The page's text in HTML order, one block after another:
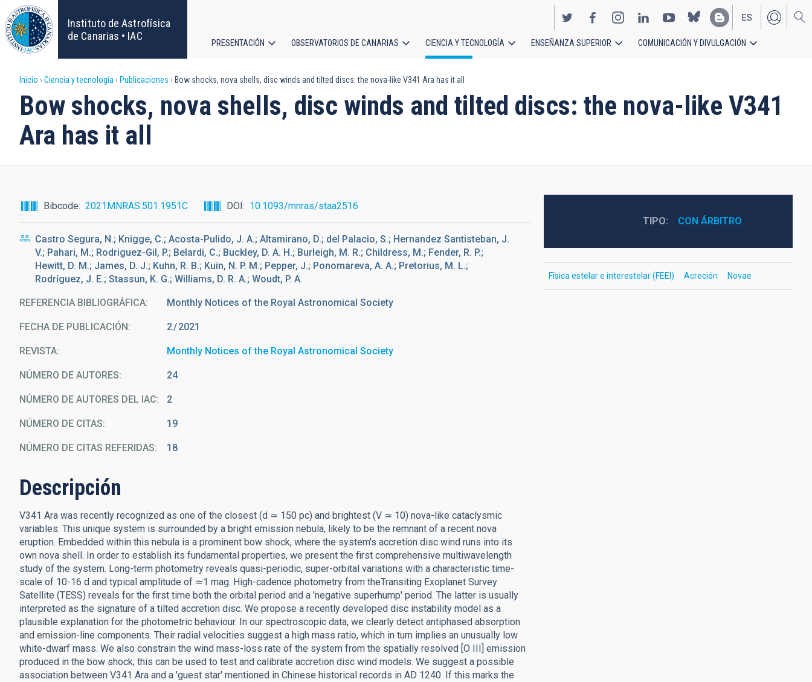
Pasar
al
contenido
principal
Instituto de Astrofísica
de Canarias • IAC
EN
ES
principal
PRESENTACIÓN OBSERVATORIOS DE CANARIAS CIENCIA Y TECNOLOGÍA ENSEÑANZA SUPERIOR COMUNICACIÓN Y DIVULGACIÓN
Sobrescribir
enlaces
de
a
la
navegación
Inicio Ciencia y tecnología Publicaciones Bow shocks, nova shells, disc winds and tilted discs: the nova-like V341 Ara has it all
Bow shocks, nova shells, disc winds and tilted discs: the nova-like V341
Ara has it all
Bibcode 2021MNRAS.501.1951C DOI 10.1093/mnras/staa2516
Castro Segura, N.; Knigge, C.; Acosta-Pulido, J. A.; Altamirano, D.; del Palacio, S.; Hernandez Santisteban, J.
V.; Pahari, M.; Rodriguez-Gil, P.; Belardi, C.; Buckley, D. A. H.; Burleigh, M. R.; Childress, M.; Fender, R. P.;
Hewitt, D. M.; James, D. J.; Kuhn, R. B.; Kuin, N. P. M.; Pepper, J.; Ponomareva, A. A.; Pretorius, M. L.;
Rodríguez, J. E.; Stassun, K. G.; Williams, D. R. A.; Woudt, P. A.
REFERENCIA BIBLIOGRÁFICA Monthly Notices of the Royal Astronomical Society
FECHA DE PUBLICACIÓN: 2 2021
REVISTA Monthly Notices of the Royal Astronomical Society
NÚMERO DE AUTORES 24
NÚMERO DE AUTORES DEL IAC 2
NÚMERO DE CITAS 19
NÚMERO DE CITAS REFERIDAS 18
Descripción
V341 Ara was recently recognized as one of the closest (d ≃ 150 pc) and brightest (V ≃ 10) nova-like cataclysmic
variables. This unique system is surrounded by a bright emission nebula, likely to be the remnant of a recent nova
eruption. Embedded within this nebula is a prominent bow shock, where the system's accretion disc wind runs into its
own nova shell. In order to establish its fundamental properties, we present the first comprehensive multiwavelength
study of the system. Long-term photometry reveals quasi-periodic, super-orbital variations with a characteristic time-
scale of 10-16 d and typical amplitude of ≃1 mag. High-cadence photometry from theTransiting Exoplanet Survey
Satellite (TESS) reveals for the first time both the orbital period and a 'negative superhump' period. The latter is usually
interpreted as the signature of a tilted accretion disc. We propose a recently developed disc instability model as a
plausible explanation for the photometric behaviour. In our spectroscopic data, we clearly detect antiphased absorption
and emission-line components. Their radial velocities suggest a high mass ratio, which in turn implies an unusually low
white-dwarf mass. We also constrain the wind mass-loss rate of the system from the spatially resolved [O III] emission
produced in the bow shock; this can be used to test and calibrate accretion disc wind models. We suggest a possible
association between V341 Ara and a 'guest star' mentioned in Chinese historical records in AD 1240. If this marks the
TIPO CON ÁRBITRO
Física estelar e interestelar (FEEI) Acreción Novae